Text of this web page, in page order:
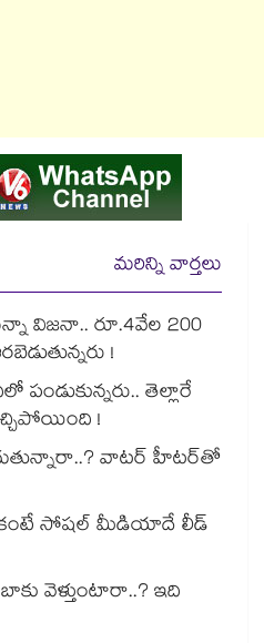
మరిన్ని వార్తలు
విజనా.. రూ.4వేల 200
!
పండుకున్నరు.. తెల్లారే
!
వాటర్ హీటర్⁭⁭తో
సోషల్ మీడియాదే లీడ్
వెళ్తుంటారా..? ఇది